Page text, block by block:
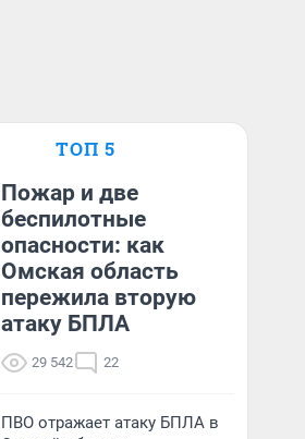
ТОП 5
Пожар и две
беспилотные
опасности: как
Омская область
пережила вторую
атаку БПЛА
29 542 22
ПВО отражает атаку БПЛА в